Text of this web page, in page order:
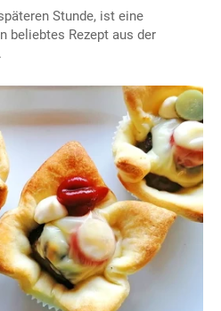
Stunde, ist eine
beliebtes Rezept aus der